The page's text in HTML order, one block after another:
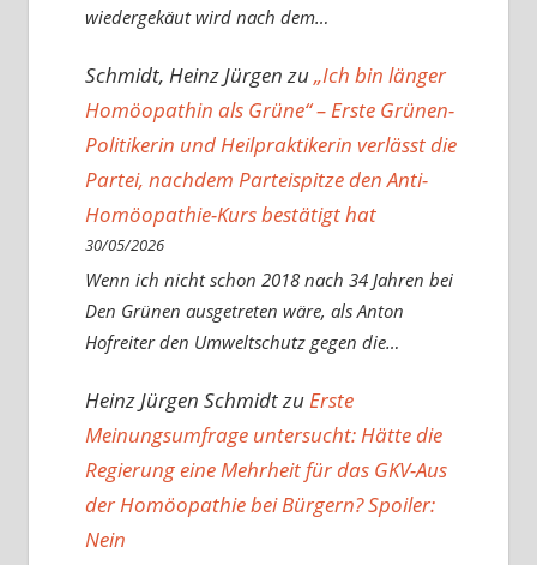
wiedergekäut wird nach dem…
Schmidt, Heinz Jürgenzu„Ich bin länger
Homöopathin als Grüne“ – Erste Grünen-
Politikerin und Heilpraktikerin verlässt die
Partei, nachdem Parteispitze den Anti-
Homöopathie-Kurs bestätigt hat
30/05/2026
Wenn ich nicht schon 2018 nach 34 Jahren bei
Den Grünen ausgetreten wäre, als Anton
Hofreiter den Umweltschutz gegen die…
Heinz Jürgen SchmidtzuErste
Meinungsumfrage untersucht: Hätte die
Regierung eine Mehrheit für das GKV-Aus
der Homöopathie bei Bürgern? Spoiler:
Nein